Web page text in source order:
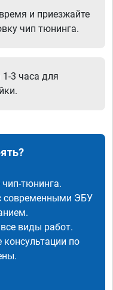
и приезжайте
чип тюнинга.
3 часа для
тюнинга.
современными ЭБУ
виды работ.
по